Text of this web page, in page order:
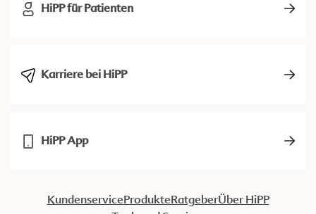
HiPP für Patienten
Karriere bei HiPP
HiPP App
KundenserviceProdukteRatgeberÜber HiPP